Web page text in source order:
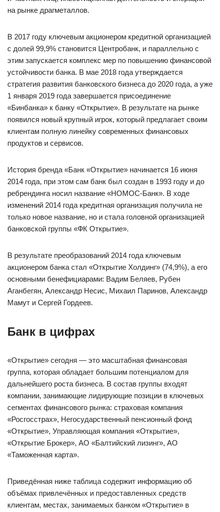
на рынке драгметаллов.
В 2017 году ключевым акционером кредитной организацией
с долей 99,9% становится Центробанк, и параллельно с
этим запускается комплекс мер по повышению финансовой
устойчивости банка. В мае 2018 года утверждается
стратегия развития банковского бизнеса до 2020 года, а уже
1 января 2019 года завершается присоединение
«Бинбанка» к банку «Открытие». В результате на рынке
появился новый крупный игрок, который предлагает своим
клиентам полную линейку современных финансовых
продуктов и сервисов.
История бренда «Банк «Открытие» начинается 16 июня
2014 года, при этом сам банк был создан в 1993 году и до
ребрендинга носил название «НОМОС-Банк». В ходе
изменений 2014 года кредитная организация получила не
только новое название, но и стала головной организацией
банковской группы «ФК Открытие».
В результате преобразований 2014 года ключевым
акционером банка стал «Открытие Холдинг» (74,9%), а его
основными бенефициарами: Вадим Беляев, Рубен
Аганбегян, Александр Несис, Михаил Паринов, Александр
Мамут и Сергей Гордеев.
Банк в цифрах
«Открытие» сегодня — это масштабная финансовая
группа, которая обладает большим потенциалом для
дальнейшего роста бизнеса. В состав группы входят
компании, занимающие лидирующие позиции в ключевых
сегментах финансового рынка: страховая компания
«Росгосстрах», Негосударственный пенсионный фонд
«Открытие», Управляющая компания «Открытие»,
«Открытие Брокер», АО «Балтийский лизинг», АО
«Таможенная карта».
Приведённая ниже таблица содержит информацию об
объёмах привлечённых и предоставленных средств
клиентам, местах, занимаемых банком «Открытие» в